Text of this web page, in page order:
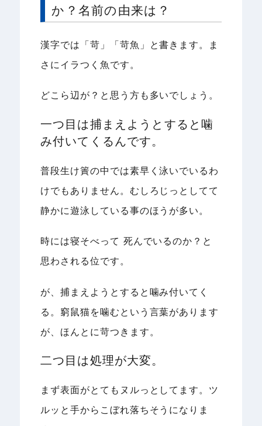
か？名前の由来は？
漢字では「苛」「苛魚」と書きます。ま
さにイラつく魚です。
どこら辺が？と思う方も多いでしょう。
一つ目は捕まえようとすると噛
み付いてくるんです。
普段生け簀の中では素早く泳いでいるわ
けでもありません。むしろじっとしてて
静かに遊泳している事のほうが多い。
時には寝そべって 死んでいるのか？と
思わされる位です。
が、捕まえようとすると噛み付いてく
る。窮鼠猫を噛むという言葉があります
が、ほんとに苛つきます。
二つ目は処理が大変。
まず表面がとてもヌルっとしてます。ツ
ルッと手からこぼれ落ちそうになりま